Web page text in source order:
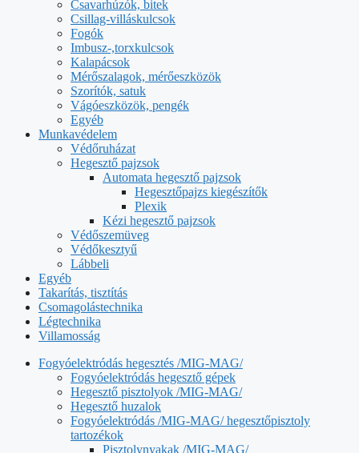
Csavarhúzók, bitek
Csillag-villáskulcsok
Fogók
Imbusz-,torxkulcsok
Kalapácsok
Mérőszalagok, mérőeszközök
Szorítók, satuk
Vágóeszközök, pengék
Egyéb
Munkavédelem
Védőruházat
Hegesztő pajzsok
Automata hegesztő pajzsok
Hegesztőpajzs kiegészítők
Plexik
Kézi hegesztő pajzsok
Védőszemüveg
Védőkesztyű
Lábbeli
Egyéb
Takarítás, tisztítás
Csomagolástechnika
Légtechnika
Villamosság
Fogyóelektródás hegesztés /MIG-MAG/
Fogyóelektródás hegesztő gépek
Hegesztő pisztolyok /MIG-MAG/
Hegesztő huzalok
Fogyóelektródás /MIG-MAG/ hegesztőpisztoly
tartozékok
Pisztolynyakak /MIG-MAG/